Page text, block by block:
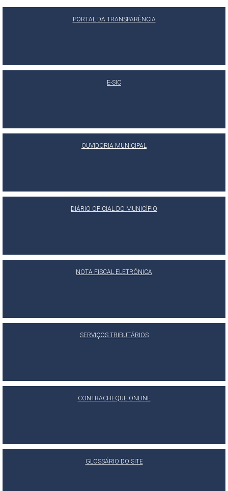
PORTAL DA TRANSPARÊNCIA
E-SIC
OUVIDORIA MUNICIPAL
DIÁRIO OFICIAL DO MUNICÍPIO
NOTA FISCAL ELETRÔNICA
SERVIÇOS TRIBUTÁRIOS
CONTRACHEQUE ONLINE
GLOSSÁRIO DO SITE